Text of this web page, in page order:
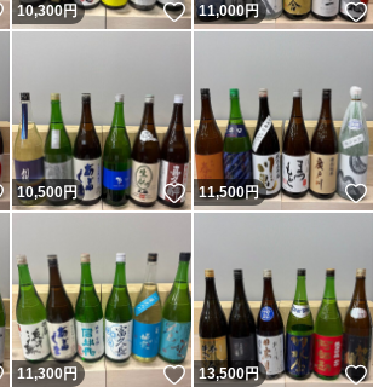
いいね！
10,300円 いいね！
11,000円
いいね！
10,500円 いいね！
11,500円
いいね！
11,300円 いいね！
13,500円